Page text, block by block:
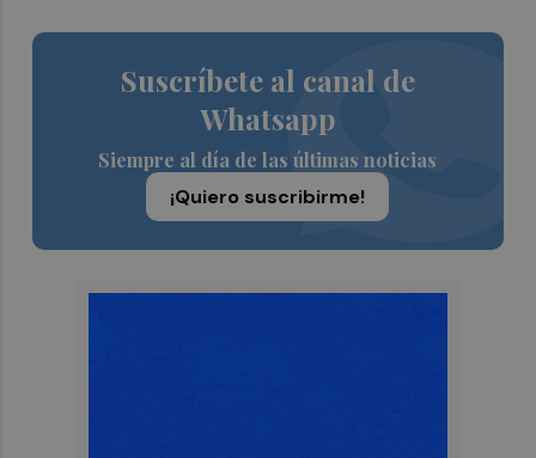
Suscríbete al canal de
Whatsapp
Siempre al día de las últimas noticias
¡Quiero suscribirme!